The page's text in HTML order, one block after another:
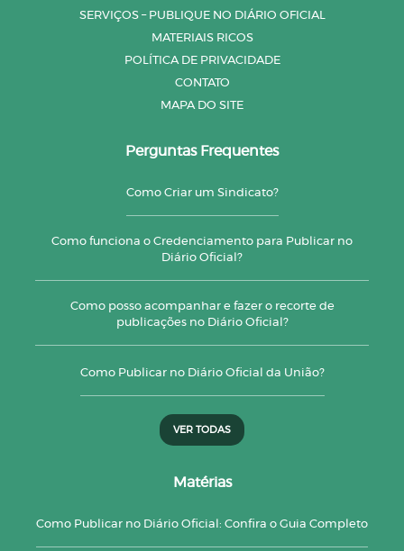
SERVIÇOS – PUBLIQUE NO DIÁRIO OFICIAL
MATERIAIS RICOS
POLÍTICA DE PRIVACIDADE
CONTATO
MAPA DO SITE
Perguntas Frequentes
Como Criar um Sindicato?
Como funciona o Credenciamento para Publicar no
Diário Oficial?
Como posso acompanhar e fazer o recorte de
publicações no Diário Oficial?
Como Publicar no Diário Oficial da União?
VER TODAS
Matérias
Como Publicar no Diário Oficial: Confira o Guia Completo